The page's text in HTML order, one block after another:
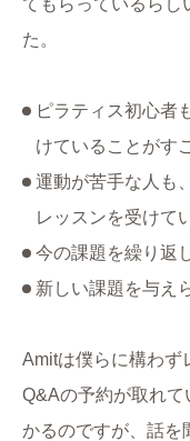
た。
ピラティス初心者
けていることがす
運動が苦手な人も
レッスンを受けて
今の課題を繰り返
新しい課題を与え
Amitは僕らに構わず
Q&Aの予約が取れ
かるのですが、話を